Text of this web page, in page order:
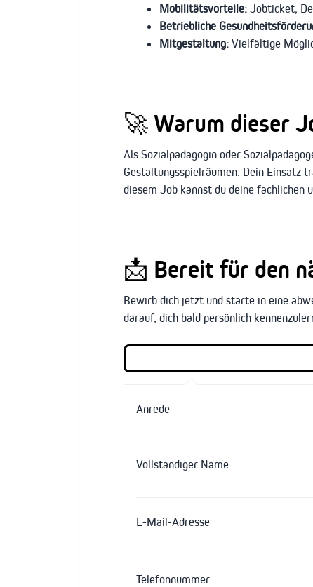
Mobilitätsvorteile: Jobticket,
Betriebliche
Mitgestaltung: Vielfältige
🚀 Warum dieser
Als Sozialpädagogin oder
Gestaltungsspielräumen. Dein Einsatz
diesem Job kannst du deine fachlichen
📩 Bereit für den
Bewirb dich jetzt und starte in eine
darauf, dich bald persönlich
Anrede
Vollständiger Name
E-Mail-Adresse
Telefonnummer